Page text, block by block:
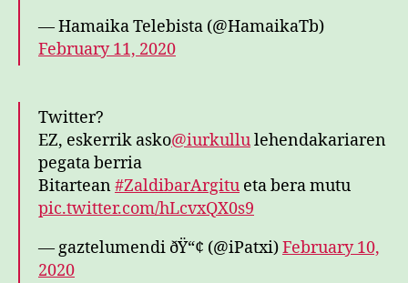
— Hamaika Telebista (@HamaikaTb)
February 11, 2020
Twitter?
EZ, eskerrik asko@iurkullulehendakariaren
pegata berria
Bitartean#ZaldibarArgitu eta bera mutu
pic.twitter.com/hLcvxQX0s9
— gaztelumendi ðŸ“¢ (@iPatxi)February 10,
2020